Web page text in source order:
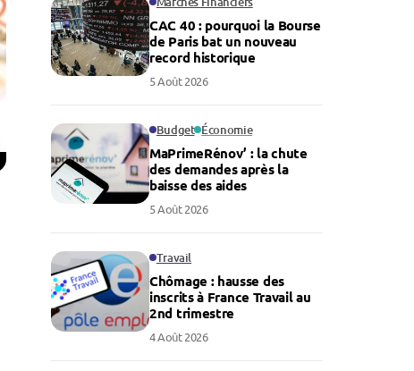
CAC 40 : pourquoi la Bourse
de Paris bat un nouveau
record historique
5 Août 2026
Budget Économie
MaPrimeRénov’ : la chute
des demandes après la
baisse des aides
5 Août 2026
Travail
Chômage : hausse des
inscrits à France Travail au
2nd trimestre
4 Août 2026